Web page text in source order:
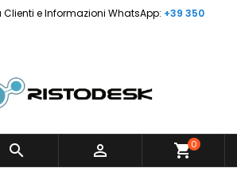
Clienti e Informazioni WhatsApp: +39 350
  shopping_cart0